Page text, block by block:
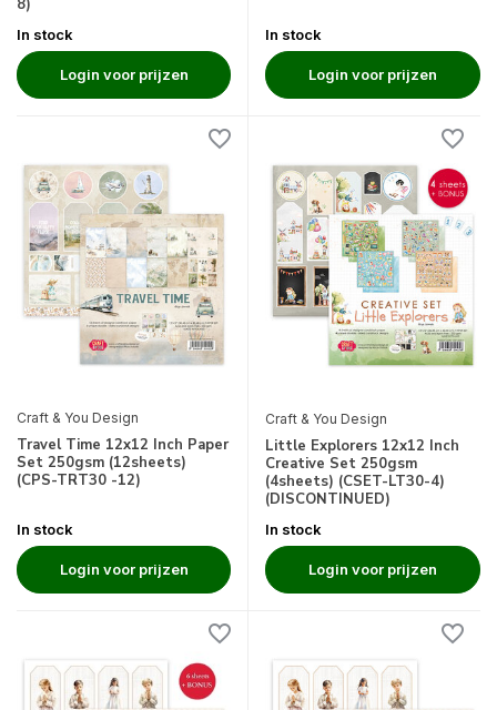
8)
In stock
Login voor prijzen
In stock
Login voor prijzen
Craft & You Design
Travel Time 12x12 Inch Paper
Set 250gsm (12sheets)
(CPS-TRT30 -12)
In stock
Login voor prijzen
Craft & You Design
Little Explorers 12x12 Inch
Creative Set 250gsm
(4sheets) (CSET-LT30-4)
(DISCONTINUED)
In stock
Login voor prijzen